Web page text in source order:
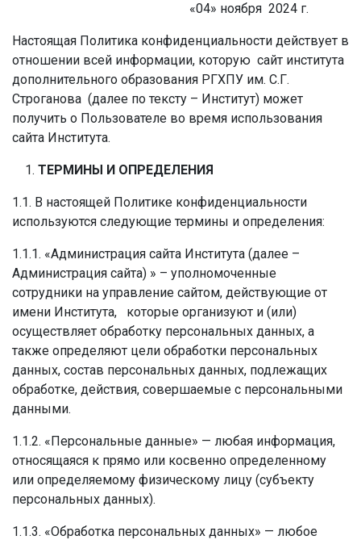
«04» ноября 2024 г.
Настоящая Политика конфиденциальности действует в
отношении всей информации, которую сайт института
дополнительного образования РГХПУ им. С.Г.
Строганова (далее по тексту – Институт) может
получить о Пользователе во время использования
сайта Института.
ТЕРМИНЫ И ОПРЕДЕЛЕНИЯ
1.1. В настоящей Политике конфиденциальности
используются следующие термины и определения:
1.1.1. «Администрация сайта Института (далее –
Администрация сайта) » – уполномоченные
сотрудники на управление сайтом, действующие от
имени Института, которые организуют и (или)
осуществляет обработку персональных данных, а
также определяют цели обработки персональных
данных, состав персональных данных, подлежащих
обработке, действия, совершаемые с персональными
данными.
1.1.2. «Персональные данные» — любая информация,
относящаяся к прямо или косвенно определенному
или определяемому физическому лицу (субъекту
персональных данных).
1.1.3. «Обработка персональных данных» — любое